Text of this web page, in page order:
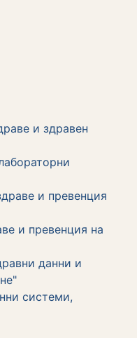
и здравен
и превенция
и превенция на
данни и
системи,